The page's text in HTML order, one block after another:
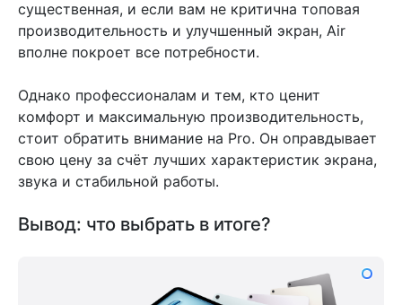
существенная, и если вам не критична топовая
производительность и улучшенный экран, Air
вполне покроет все потребности.
Однако профессионалам и тем, кто ценит
комфорт и максимальную производительность,
стоит обратить внимание на Pro. Он оправдывает
свою цену за счёт лучших характеристик экрана,
звука и стабильной работы.
Вывод: что выбрать в итоге?